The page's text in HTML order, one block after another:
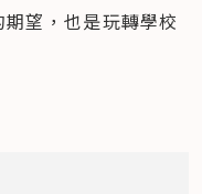
望，也是玩轉學校